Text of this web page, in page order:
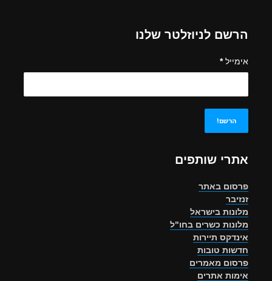
הרשם לניוזלטר שלנו
אימייל*
אתרי שותפים
פרסום באתר
זנזיבר
מלונות בישראל
מלונות כשרים בחו"ל
אינדקס תיירות
חדשות טובות
פרסום מאמרים
אימות אתרים